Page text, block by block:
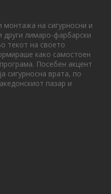
монтажа на сигурносни и
други лимаро-фарбарски
текот на своето
како самостоен
Посебен акцент
сигурносна врата, по
пазар и